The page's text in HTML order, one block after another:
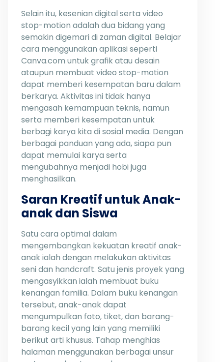
Selain itu, kesenian digital serta video
stop-motion adalah dua bidang yang
semakin digemari di zaman digital. Belajar
cara menggunakan aplikasi seperti
Canva.com untuk grafik atau desain
ataupun membuat video stop-motion
dapat memberi kesempatan baru dalam
berkarya. Aktivitas ini tidak hanya
mengasah kemampuan teknis, namun
serta memberi kesempatan untuk
berbagi karya kita di sosial media. Dengan
berbagai panduan yang ada, siapa pun
dapat memulai karya serta
mengubahnya menjadi hobi juga
menghasilkan.
Saran Kreatif untuk Anak-
anak dan Siswa
Satu cara optimal dalam
mengembangkan kekuatan kreatif anak-
anak ialah dengan melakukan aktivitas
seni dan handcraft. Satu jenis proyek yang
mengasyikkan ialah membuat buku
kenangan familia. Dalam buku kenangan
tersebut, anak-anak dapat
mengumpulkan foto, tiket, dan barang-
barang kecil yang lain yang memiliki
berikut arti khusus. Tahap menghias
halaman menggunakan berbagai unsur